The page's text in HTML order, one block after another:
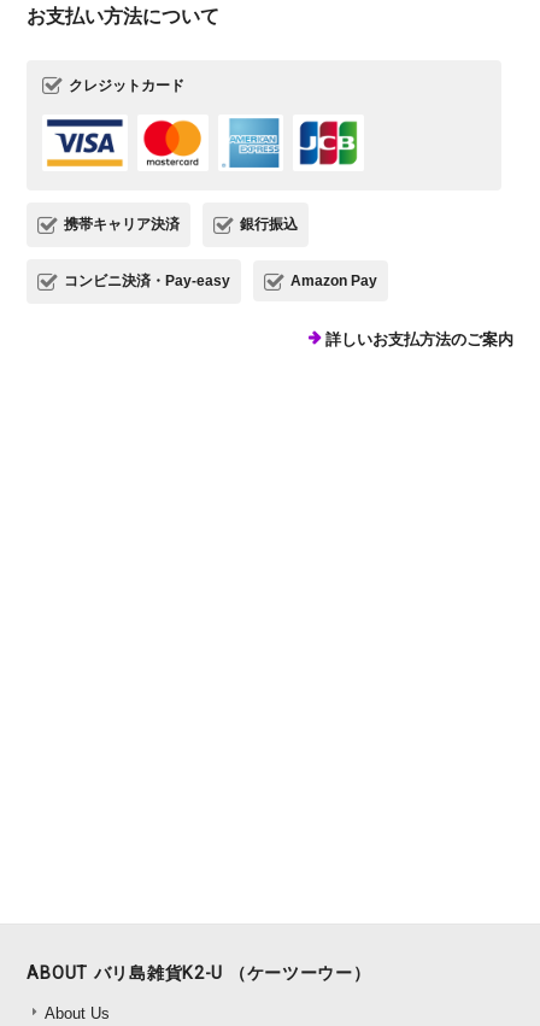
お支払い方法について
クレジットカード
携帯キャリア決済 銀行振込
コンビニ決済・Pay-easy Amazon Pay
詳しいお支払方法のご案内
ABOUT バリ島雑貨K2-U （ケーツーウー）
About Us